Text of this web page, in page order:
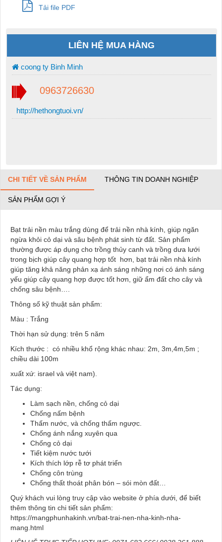
Tải file PDF
LIÊN HỆ MUA HÀNG
coong ty Binh Minh
0963726630
http://hethongtuoi.vn/
CHI TIẾT VỀ SẢN PHẨM THÔNG TIN DOANH NGHIỆP
SẢN PHẨM GỢI Ý
Bạt trải nền màu trắng dùng để trải nền nhà kính, giúp ngăn
ngừa khỏi cỏ dại và sâu bệnh phát sinh từ đất. Sản phẩm
thường được áp dụng cho trồng thủy canh và trồng dưa lưới
trong bịch giúp cây quang hợp tốt hơn, bạt trải nền nhà kính
giúp tăng khả năng phản xạ ánh sáng những nơi có ánh sáng
yếu giúp cây quang hợp được tốt hơn, giữ ẩm đất cho cây và
chống sâu bệnh….
Thông số kỹ thuật sản phẩm:
Màu : Trắng
Thời hạn sử dụng: trên 5 năm
Kích thước : có nhiều khổ rộng khác nhau: 2m, 3m,4m,5m ;
chiều dài 100m
xuất xứ: israel và việt nam).
Tác dụng:
Làm sạch nền, chống cỏ dại
Chống nấm bệnh
Thấm nước, và chống thấm ngược.
Chống ánh nắng xuyên qua
Chống cỏ dại
Tiết kiệm nước tưới
Kích thích lớp rễ tơ phát triển
Chống côn trùng
Chống thất thoát phân bón – sói mòn đất…
Quý khách vui lòng truy cập vào website ở phía dưới, để biết
thêm thông tin chi tiết sản phẩm:
https://mangphunhakinh.vn/bat-trai-nen-nha-kinh-nha-
mang.html